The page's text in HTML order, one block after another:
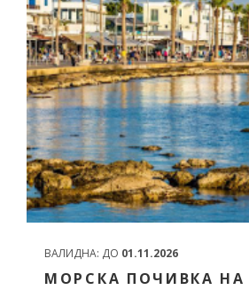
ВАЛИДНА: ДО 01.11.2026
МОРСКА ПОЧИВКА